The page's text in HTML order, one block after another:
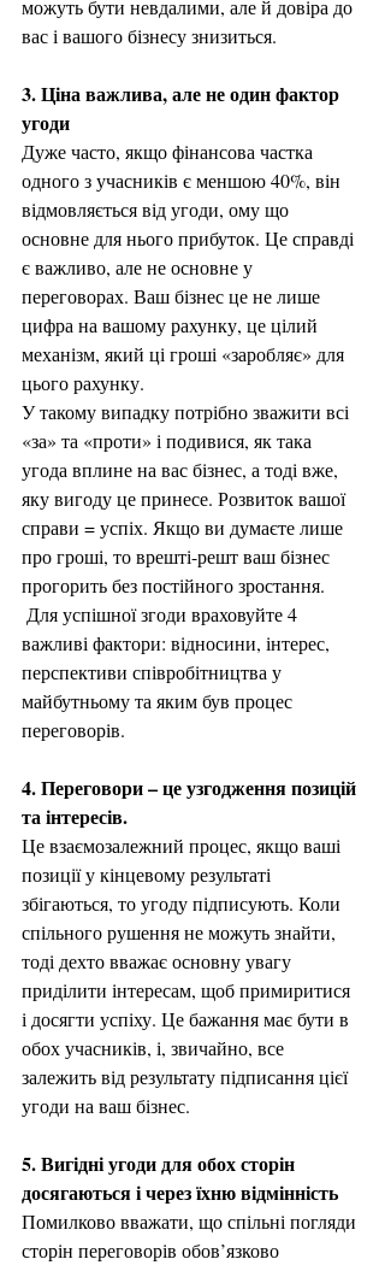
можуть бути невдалими, але й довіра до
вас і вашого бізнесу знизиться.
3. Ціна важлива, але не один фактор
угоди
Дуже часто, якщо фінансова частка
одного з учасників є меншою 40%, він
відмовляється від угоди, ому що
основне для нього прибуток. Це справді
є важливо, але не основне у
переговорах. Ваш бізнес це не лише
цифра на вашому рахунку, це цілий
механізм, який ці гроші «заробляє» для
цього рахунку.
У такому випадку потрібно зважити всі
«за» та «проти» і подивися, як така
угода вплине на вас бізнес, а тоді вже,
яку вигоду це принесе. Розвиток вашої
справи = успіх. Якщо ви думаєте лише
про гроші, то врешті-решт ваш бізнес
прогорить без постійного зростання.
важливі фактори: відносини, інтерес,
перспективи співробітництва у
майбутньому та яким був процес
переговорів.
4. Переговори – це узгодження позицій
та інтересів.
Це взаємозалежний процес, якщо ваші
позиції у кінцевому результаті
збігаються, то угоду підписують. Коли
спільного рушення не можуть знайти,
тоді дехто вважає основну увагу
приділити інтересам, щоб примиритися
і досягти успіху. Це бажання має бути в
обох учасників, і, звичайно, все
залежить від результату підписання цієї
угоди на ваш бізнес.
5. Вигідні угоди для обох сторін
досягаються і через їхню відмінність
Помилково вважати, що спільні погляди
сторін переговорів обов’язково